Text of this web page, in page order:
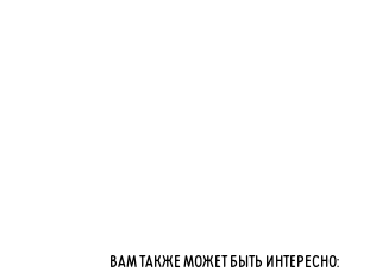
ВАМ ТАКЖЕ МОЖЕТ БЫТЬ ИНТЕРЕСНО: